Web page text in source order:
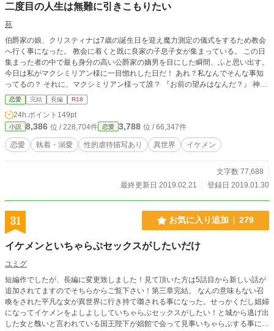
二度目の人生は無難に引きこもりたい
苑
伯爵家の娘、クリスティナは7歳の誕生日を迎え魔力測定の儀式をするため教会
へ行く事になった。 教会に着くと既に良家の子息子女が集まっている。 この日
集まった者の中で最も身分の高い公爵家の嫡男を目にした瞬間、ふと思い出す。
今日は私がマクシミリアン様に一目惚れした日だ！ あれ？私なんでそんな事知
ってるの？ それに、マクシミリアン様って誰？ 『お前の望みはなんだ？』 神様
の言葉が脳内で再生される。 『マクシミリアン様と初めて出会ったあの日に戻
って、出来るなら人生をやり直したいです』 そう返した女性の姿は１６、１７
歳くらいだろうか。 淡く色素の薄そうな金の髪は肩の長さでざんばらに切ら
れ、覇気のない痩せこけた、けれど溢れそうに大きな紫色の瞳をした美しい女
性。 薄汚れた牢に繋がれ涙を流す姿は哀れみを誘う。 これは私だ。 そう思った
瞬間、全身を悪寒が駆け巡った。 少し遠くに見える銀色の髪を視界に入れた瞬
恋愛 完結 長編 R18
24h.ポイント 149pt
小説 8,386 位 / 228,704件 恋愛 3,788 位 / 66,347件
恋愛 執着・溺愛 性的虐待描写あり 異世界 イケメン
文字数 77,688
最終更新日 2019.02.21
登録日 2019.01.30
31 お気に入り追加 279
イケメンといちゃらぶセックスがしたいだけ
ユミグ
短編作でしたが、長編に変更致しました！見て頂いた方は5話目から新しい話が
追加されてますのでそちらからご覧下さい！第三章完結。 なんの意味もない召
喚をされた平凡な女が異世界に行き持て囃される事になった。せっかくだし娼婦
になってイケメンをよしよししていちゃらぶセックスがしたい！と城から逃げ出
した女と醜いと言われている国王陛下が娼館で会って見事いちゃらぶする事に成